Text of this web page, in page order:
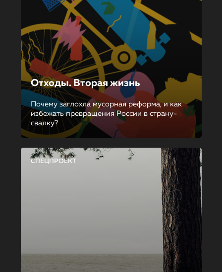
Отходы. Вторая жизнь
Почему заглохла мусорная реформа, и как
избежать превращения России в страну-
свалку?
СПЕЦПРОЕКТ